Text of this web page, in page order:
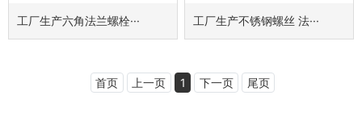
工厂生产六角法兰螺栓··· 工厂生产不锈钢螺丝 法···
首页 上一页 1 下一页 尾页